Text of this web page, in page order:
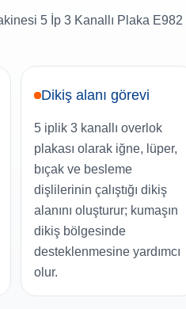
5 İp 3 Kanallı Plaka
Dikiş alanı görevi
5 iplik 3 kanallı overlok
plakası olarak iğne, lüper,
bıçak ve besleme
dişlilerinin çalıştığı dikiş
alanını oluşturur; kumaşın
dikiş bölgesinde
desteklenmesine yardımcı
olur.